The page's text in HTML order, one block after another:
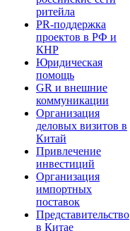
ритейла
PR-поддержка
проектов в РФ и
КНР
Юридическая
помощь
GR и внешние
коммуникации
Организация
деловых визитов в
Китай
Привлечение
инвестиций
Организация
импортных
поставок
Представительство
в Китае